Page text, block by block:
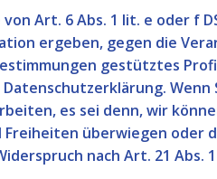
Art. 6 Abs. 1 lit. e oder f
ergeben, gegen die
gestütztes
es sei denn, wir
Freiheiten überwiegen
nach Art. 21 Abs. 1